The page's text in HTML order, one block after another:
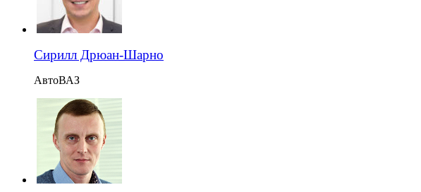
Сирилл Дрюан-Шарно
АвтоВАЗ